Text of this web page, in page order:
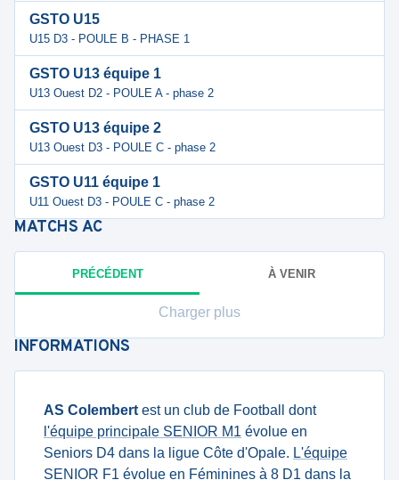
GSTO U15
U15 D3 - POULE B - PHASE 1
GSTO U13 équipe 1
U13 Ouest D2 - POULE A - phase 2
GSTO U13 équipe 2
U13 Ouest D3 - POULE C - phase 2
GSTO U11 équipe 1
U11 Ouest D3 - POULE C - phase 2
MATCHS AC
PRÉCÉDENT À VENIR
Charger plus
INFORMATIONS
AS Colembert est un club de Football dont
l'équipe principale SENIOR M1 évolue en
Seniors D4 dans la ligue Côte d'Opale. L'équipe
SENIOR F1 évolue en Féminines à 8 D1 dans la